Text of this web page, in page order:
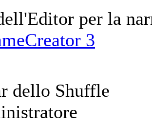
per la
3
dello Shuffle